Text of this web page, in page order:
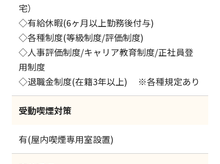
宅）
◇有給休暇(6ヶ月以上勤務後付与)
◇各種制度(等級制度/評価制度)
◇人事評価制度/キャリア教育制度/正社員登
用制度
◇退職金制度(在籍3年以上) ※各種規定あり
受動喫煙対策
有(屋内喫煙専用室設置)